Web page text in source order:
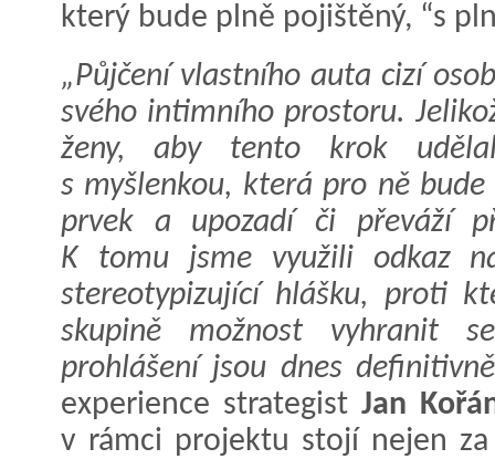
který bude plně pojištěný, “s
„Půjčení vlastního auta cizí
svého intimního prostoru.
ženy, aby tento krok
s myšlenkou, která pro ně
prvek a upozadí či převáží
K tomu jsme využili odkaz
stereotypizující hlášku, proti
skupině možnost vyhranit
prohlášení jsou dnes
experience strategistJan
v rámci projektu stojí nejen